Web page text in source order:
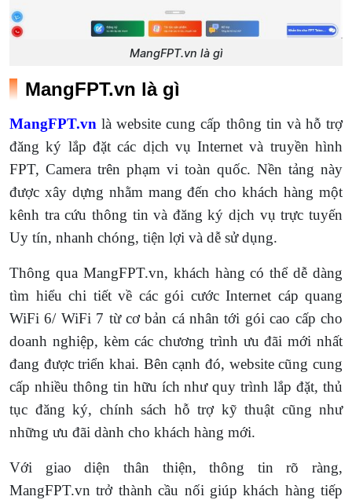
MangFPT.vn là gì
MangFPT.vn là gì
MangFPT.vn là website cung cấp thông tin và hỗ trợ
đăng ký lắp đặt các dịch vụ Internet và truyền hình
FPT, Camera trên phạm vi toàn quốc. Nền tảng này
được xây dựng nhằm mang đến cho khách hàng một
kênh tra cứu thông tin và đăng ký dịch vụ trực tuyến
Uy tín, nhanh chóng, tiện lợi và dễ sử dụng.
Thông qua MangFPT.vn, khách hàng có thể dễ dàng
tìm hiểu chi tiết về các gói cước Internet cáp quang
WiFi 6/ WiFi 7 từ cơ bản cá nhân tới gói cao cấp cho
doanh nghiệp, kèm các chương trình ưu đãi mới nhất
đang được triển khai. Bên cạnh đó, website cũng cung
cấp nhiều thông tin hữu ích như quy trình lắp đặt, thủ
tục đăng ký, chính sách hỗ trợ kỹ thuật cũng như
những ưu đãi dành cho khách hàng mới.
Với giao diện thân thiện, thông tin rõ ràng,
MangFPT.vn trở thành cầu nối giúp khách hàng tiếp